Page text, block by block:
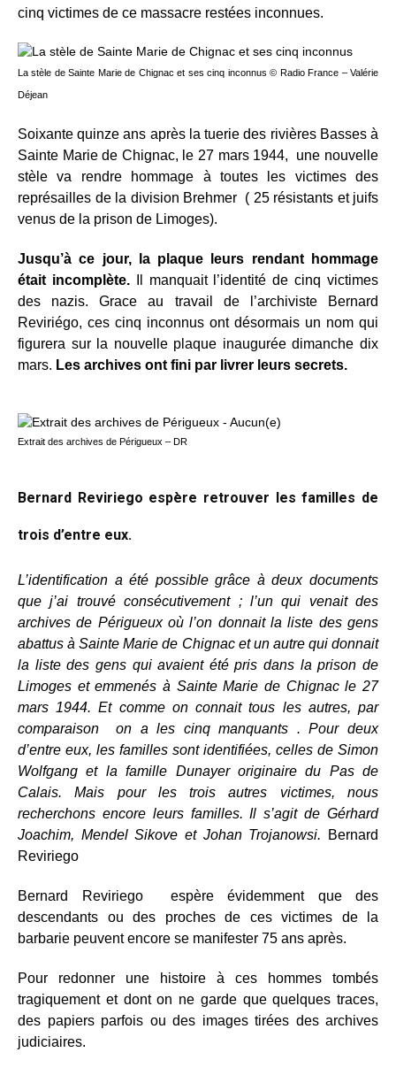
cinq victimes de ce massacre restées inconnues.
La stèle de Sainte Marie de Chignac et ses cinq inconnus © Radio France – Valérie
Déjean
Soixante quinze ans après la tuerie des rivières Basses à
Sainte Marie de Chignac, le 27 mars 1944, une nouvelle
stèle va rendre hommage à toutes les victimes des
représailles de la division Brehmer ( 25 résistants et juifs
venus de la prison de Limoges).
Jusqu’à ce jour, la plaque leurs rendant hommage
était incomplète.Il manquait l’identité de cinq victimes
des nazis. Grace au travail de l’archiviste Bernard
Reviriégo, ces cinq inconnus ont désormais un nom qui
figurera sur la nouvelle plaque inaugurée dimanche dix
mars. Les archives ont fini par livrer leurs secrets.
Extrait des archives de Périgueux – DR
Bernard Reviriego espère retrouver les familles de
trois d’entre eux.
L’identification a été possible grâce à deux documents
que j’ai trouvé consécutivement ; l’un qui venait des
archives de Périgueux où l’on donnait la liste des gens
abattus à Sainte Marie de Chignac et un autre qui donnait
la liste des gens qui avaient été pris dans la prison de
Limoges et emmenés à Sainte Marie de Chignac le 27
mars 1944. Et comme on connait tous les autres, par
comparaison on a les cinq manquants . Pour deux
d’entre eux, les familles sont identifiées, celles de Simon
Wolfgang et la famille Dunayer originaire du Pas de
Calais. Mais pour les trois autres victimes, nous
recherchons encore leurs familles. Il s’agit de Gérhard
Joachim, Mendel Sikove et Johan Trojanowsi. Bernard
Reviriego
Bernard Reviriego espère évidemment que des
descendants ou des proches de ces victimes de la
barbarie peuvent encore se manifester 75 ans après.
Pour redonner une histoire à ces hommes tombés
tragiquement et dont on ne garde que quelques traces,
des papiers parfois ou des images tirées des archives
judiciaires.